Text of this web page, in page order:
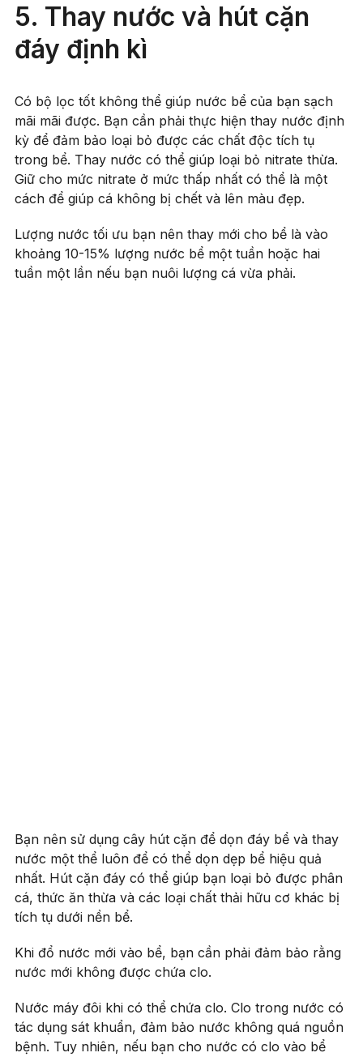
5. Thay nước và hút cặn
đáy định kì
Có bộ lọc tốt không thể giúp nước bể của bạn sạch
mãi mãi được. Bạn cần phải thực hiện thay nước định
kỳ để đảm bảo loại bỏ được các chất độc tích tụ
trong bể. Thay nước có thể giúp loại bỏ nitrate thừa.
Giữ cho mức nitrate ở mức thấp nhất có thể là một
cách để giúp cá không bị chết và lên màu đẹp.
Lượng nước tối ưu bạn nên thay mới cho bể là vào
khoảng 10-15% lượng nước bể một tuần hoặc hai
tuần một lần nếu bạn nuôi lượng cá vừa phải.
Bạn nên sử dụng cây hút cặn để dọn đáy bể và thay
nước một thể luôn để có thể dọn dẹp bể hiệu quả
nhất. Hút cặn đáy có thể giúp bạn loại bỏ được phân
cá, thức ăn thừa và các loại chất thải hữu cơ khác bị
tích tụ dưới nền bể.
Khi đổ nước mới vào bể, bạn cần phải đảm bảo rằng
nước mới không được chứa clo.
Nước máy đôi khi có thể chứa clo. Clo trong nước có
tác dụng sát khuẩn, đảm bảo nước không quá nguồn
bệnh. Tuy nhiên, nếu bạn cho nước có clo vào bể